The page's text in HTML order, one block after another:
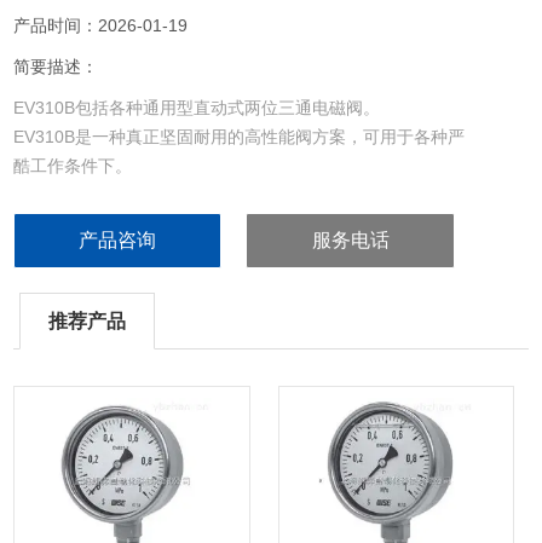
产品时间：2026-01-19
简要描述：
EV310B包括各种通用型直动式两位三通电磁阀。
EV310B是一种真正坚固耐用的高性能阀方案，可用于各种严
酷工作条件下。
产品咨询 服务电话
推荐产品